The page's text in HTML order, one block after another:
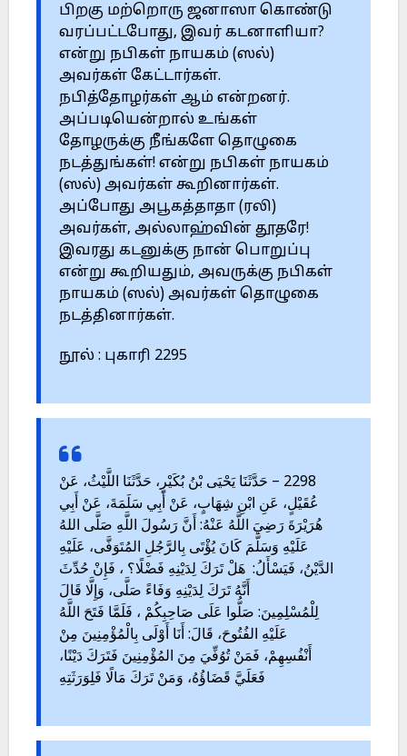
பிறகு மற்றொரு ஜனாஸா கொண்டு
வரப்பட்டபோது, இவர் கடனாளியா?
என்று நபிகள் நாயகம் (ஸல்)
அவர்கள் கேட்டார்கள்.
நபித்தோழர்கள் ஆம் என்றனர்.
அப்படியென்றால் உங்கள்
தோழருக்கு நீங்களே தொழுகை
நடத்துங்கள்! என்று நபிகள் நாயகம்
(ஸல்) அவர்கள் கூறினார்கள்.
அப்போது அபூகத்தாதா (ரலி)
அவர்கள், அல்லாஹ்வின் தூதரே!
இவரது கடனுக்கு நான் பொறுப்பு
என்று கூறியதும், அவருக்கு நபிகள்
நாயகம் (ஸல்) அவர்கள் தொழுகை
நடத்தினார்கள்.
நூல் : புகாரி 2295
2298 – حَدَّثَنَا يَحْيَى بْنُ بُكَيْرٍ، حَدَّثَنَا اللَّيْثُ، عَنْ
عُقَيْلٍ، عَنِ ابْنِ شِهَابٍ، عَنْ أَبِي سَلَمَةَ، عَنْ أَبِي
هُرَيْرَةَ رَضِيَ اللَّهُ عَنْهُ: أَنَّ رَسُولَ اللَّهِ صَلَّى اللهُ
عَلَيْهِ وَسَلَّمَ كَانَ يُؤْتَى بِالرَّجُلِ المُتَوَفَّى، عَلَيْهِ
الدَّيْنُ، فَيَسْأَلُ: هَلْ تَرَكَ لِدَيْنِهِ فَضْلًا؟ ، فَإِنْ حُدِّثَ
أَنَّهُ تَرَكَ لِدَيْنِهِ وَفَاءً صَلَّى، وَإِلَّا قَالَ
لِلْمُسْلِمِينَ: صَلُّوا عَلَى صَاحِبِكُمْ ، فَلَمَّا فَتَحَ اللَّهُ
عَلَيْهِ الفُتُوحَ، قَالَ: أَنَا أَوْلَى بِالْمُؤْمِنِينَ مِنْ
أَنْفُسِهِمْ، فَمَنْ تُوُفِّيَ مِنَ المُؤْمِنِينَ فَتَرَكَ دَيْنًا،
فَعَلَيَّ قَضَاؤُهُ، وَمَنْ تَرَكَ مَالًا فَلِوَرَثَتِهِ